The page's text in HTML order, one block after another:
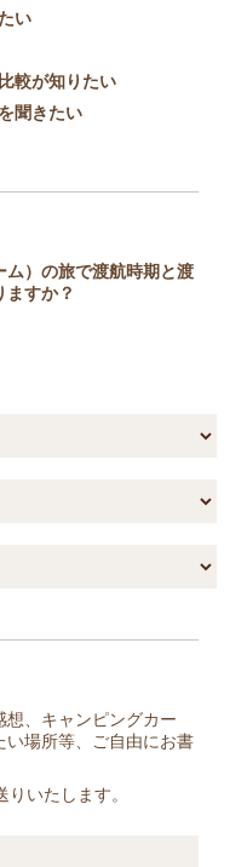
い
較が知りたい
聞きたい
ム）の旅で渡航時期と渡
ますか？
想、キャンピングカー
い場所等、ご自由にお書
いたします。